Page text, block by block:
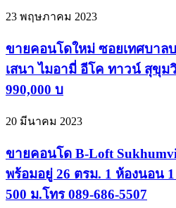
23 พฤษภาคม 2023
ขายคอนโดใหม่ ซอยเทศบาล
เสนา ไมอามี่ อีโค ทาวน์ สุขุม
990,000 บ
20 มีนาคม 2023
ขายคอนโด B-Loft
พร้อมอยู่ 26 ตรม. 1 ห้องนอน
500 ม.โทร 089-686-5507